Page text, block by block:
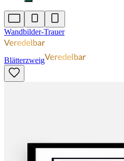
Wandbilder-Trauer
Blätterzweig